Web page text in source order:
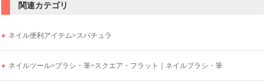
関連カテゴリ
ネイル便利アイテム> スパチュラ
ネイルツール>ブラシ・筆> スクエア・フラット｜ネイルブラシ・筆